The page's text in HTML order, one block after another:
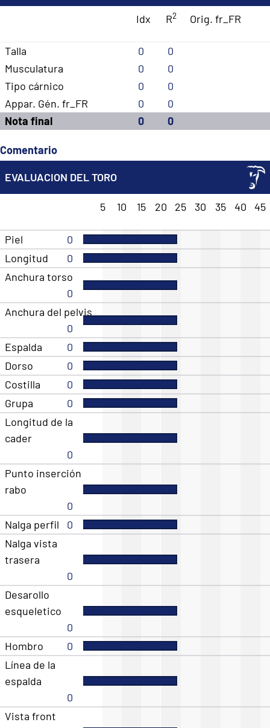
Idx
R2 Orig. fr_FR
Talla 0
0
Musculatura
0
0
Tipo cárnico
0
0
Appar. Gén. fr_FR
0
0
Nota final
0 0
Comentario
EVALUACION DEL TORO
5 10 15 20 25 30 35 40 45
Piel
0
Longitud
0
Anchura torso
0
Anchura del pelvis
0
Espalda
0
Dorso
0
Costilla
0
Grupa
0
Longitud de la
cader
0
Punto inserción
rabo
0
Nalga perfil
0
Nalga vista
trasera
0
Desarollo
esqueletico
0
Hombro
0
Línea de la
espalda
0
Vista front